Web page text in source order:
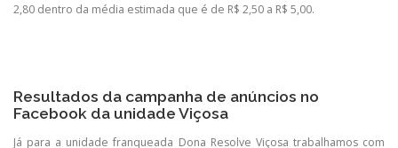
2,80 dentro da média estimada que é de R$ 2,50 a R$ 5,00.
Resultados da campanha de anúncios no
Facebook da unidade Viçosa
Já para a unidade franqueada Dona Resolve Viçosa trabalhamos com